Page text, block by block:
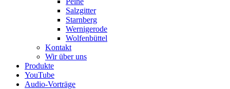
Salzgitter
Starnberg
Wernigerode
Wolfenbüttel
Kontakt
Wir über uns
Produkte
YouTube
Audio-Vorträge